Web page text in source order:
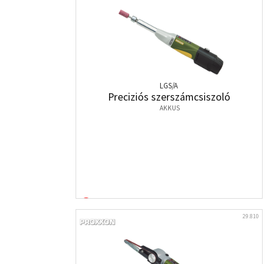
LGS/A
Preciziós szerszámcsiszoló
AKKUS
29.810